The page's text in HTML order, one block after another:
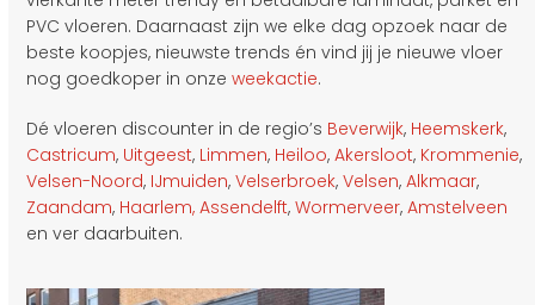
PVC vloeren. Daarnaast zijn we elke dag opzoek naar de
beste koopjes, nieuwste trends én vind jij je nieuwe vloer
nog goedkoper in onzeweekactie.
Dé vloeren discounter in de regio’s Beverwijk, Heemskerk,
Castricum, Uitgeest, Limmen, Heiloo,Akersloot, Krommenie,
Velsen-Noord, IJmuiden,Velserbroek,Velsen,Alkmaar,
Zaandam, Haarlem, Assendelft,Wormerveer,Amstelveen
en ver daarbuiten.